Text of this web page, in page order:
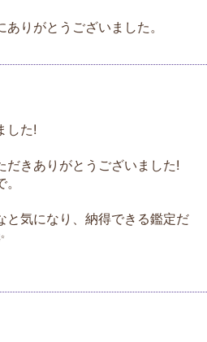
りがとうございました。
した!
だきありがとうございました!
と気になり、納得できる鑑定だ